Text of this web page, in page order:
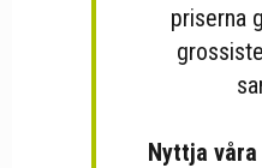
priserna
Nyttja